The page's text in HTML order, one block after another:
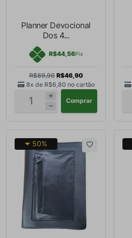
Planner Devocional
Dos 4...
R$44,56Pix
R$89,90 R$46,90
8x de R$6,80 no cartão
Comprar
50%